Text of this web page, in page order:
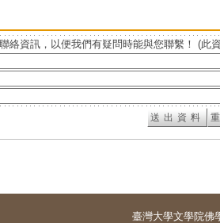
絡資訊，以便我們有疑問時能與您聯繫！ (此
臺灣大學文學院佛